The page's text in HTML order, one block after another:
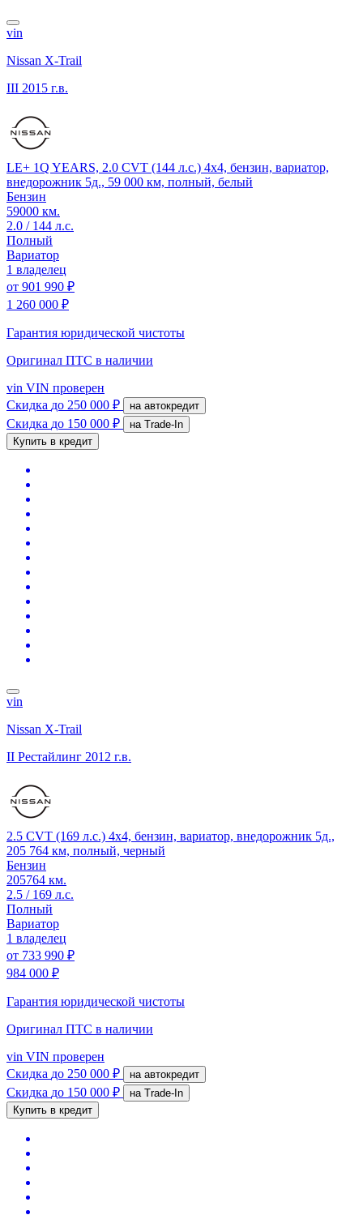
vin
Nissan X-Trail
III 2015 г.в.
LE+ 1Q YEARS, 2.0 CVT (144 л.с.) 4x4, бензин, вариатор,
внедорожник 5д., 59 000 км, полный, белый
Бензин
59000 км.
2.0 / 144 л.с.
Полный
Вариатор
1 владелец
от 901 990 ₽
1 260 000 ₽
Гарантия юридической чистоты
Оригинал ПТС в наличии
vin VIN проверен
Скидка до 250 000 ₽ на автокредит
Скидка до 150 000 ₽
на Trade-In
Купить в кредит
vin
Nissan X-Trail
II Рестайлинг 2012 г.в.
2.5 CVT (169 л.с.) 4x4, бензин, вариатор, внедорожник 5д.,
205 764 км, полный, черный
Бензин
205764 км.
2.5 / 169 л.с.
Полный
Вариатор
1 владелец
от 733 990 ₽
984 000 ₽
Гарантия юридической чистоты
Оригинал ПТС в наличии
vin VIN проверен
Скидка до 250 000 ₽ на автокредит
Скидка до 150 000 ₽
на Trade-In
Купить в кредит